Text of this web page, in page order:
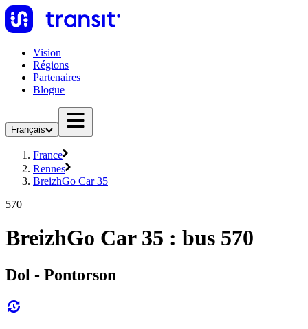
Vision
Régions
Partenaires
Blogue
Français
France
Rennes
BreizhGo Car 35
570
BreizhGo Car 35 : bus 570
Dol - Pontorson